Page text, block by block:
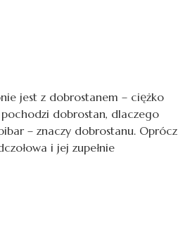
jest z dobrostanem – ciężko
dobrostan, dlaczego
– znaczy dobrostanu. Oprócz
i jej zupełnie